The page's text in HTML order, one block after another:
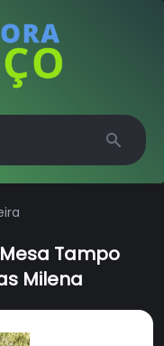
Search
Tampo
Milena